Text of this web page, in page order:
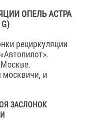
ОПЕЛЬ АСТРА
рециркуляции
и
ЗАСЛОНОК